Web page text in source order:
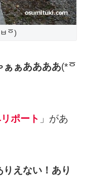
ᅙ)
ぁぁああああ(*ᅙ
ポート 」があ
えない！あり